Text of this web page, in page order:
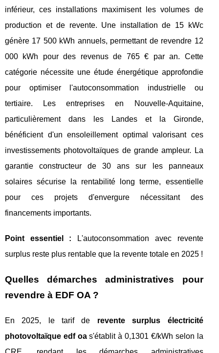
inférieur, ces installations maximisent les volumes de
production et de revente. Une installation de 15 kWc
génère 17 500 kWh annuels, permettant de revendre 12
000 kWh pour des revenus de 765 € par an. Cette
catégorie nécessite une étude énergétique approfondie
pour optimiser l'autoconsommation industrielle ou
tertiaire. Les entreprises en Nouvelle-Aquitaine,
particulièrement dans les Landes et la Gironde,
bénéficient d'un ensoleillement optimal valorisant ces
investissements photovoltaïques de grande ampleur. La
garantie constructeur de 30 ans sur les panneaux
solaires sécurise la rentabilité long terme, essentielle
pour ces projets d'envergure nécessitant des
financements importants.
Point essentiel : L'autoconsommation avec revente
surplus reste plus rentable que la revente totale en 2025 !
Quelles démarches administratives pour
revendre à EDF OA ?
En 2025, le tarif de revente surplus électricité
photovoltaïque edf oas'établit à 0,1301 €/kWh selon la